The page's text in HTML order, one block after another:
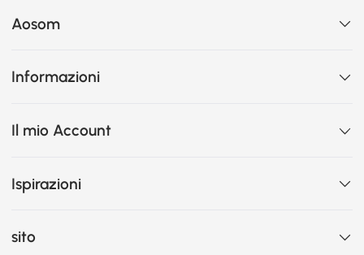
Aosom
Informazioni
Il mio Account
Ispirazioni
sito